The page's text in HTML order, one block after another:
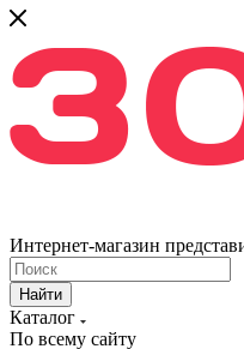
Интернет-магазин
Найти
Каталог
По всему сайту